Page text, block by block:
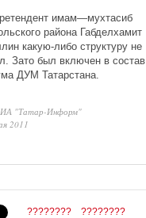
имам—мухтасиб
района Габделхамит
какую-либо структуру не
Зато был включен в состав
ДУМ Татарстана.
ИА "Татар-Информ"
2011
???????? ????????